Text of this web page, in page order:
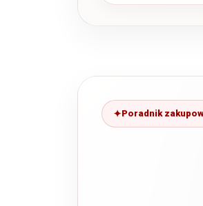
Poradnik